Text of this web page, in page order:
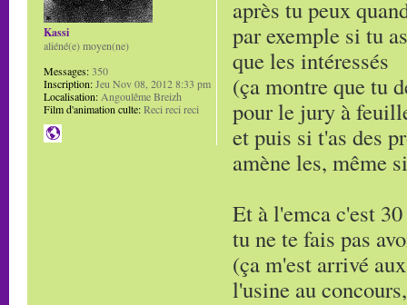
après tu peux
par exemple si tu
que les intéressés
(ça montre que tu
pour le jury à
et puis si t'as des
amène les, même
Et à l'emca c'est
tu ne te fais pas
(ça m'est arrivé
l'usine au
Kassi
aliéné(e) moyen(ne)
Messages:350
Inscription:Jeu Nov 08, 2012 8:33 pm
Localisation: Angoulême Breizh
Film d'animation culte:Reci reci reci